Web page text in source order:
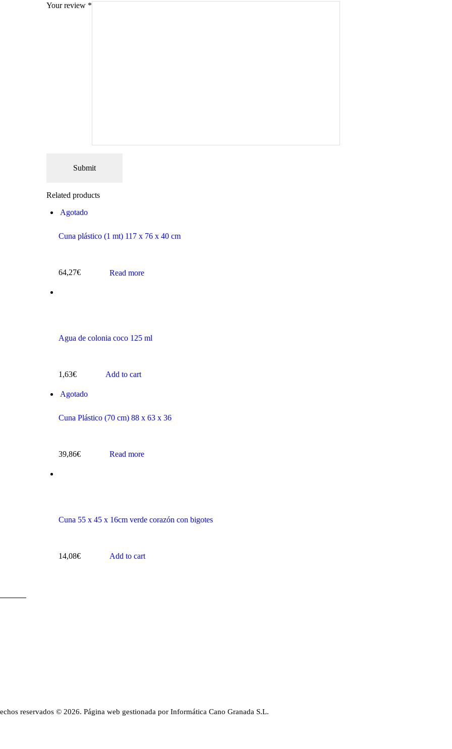
Your review *
Related products
Agotado
Cuna plástico (1 mt) 117 x 76 x 40 cm
64,27€ Read more
Agua de colonia coco 125 ml
1,63€ Add to cart
Agotado
Cuna Plástico (70 cm) 88 x 63 x 36
39,86€ Read more
Cuna 55 x 45 x 16cm verde corazón con bigotes
14,08€ Add to cart
reservados © 2026. Página web gestionada por Informática Cano Granada S.L.